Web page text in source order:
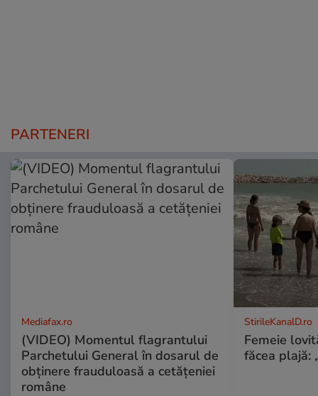
PARTENERI
Mediafax.ro
(VIDEO) Momentul flagrantului
Parchetului General în dosarul de
obținere frauduloasă a cetățeniei
române
StirileKanalD.ro
Femeie
făcea plajă: